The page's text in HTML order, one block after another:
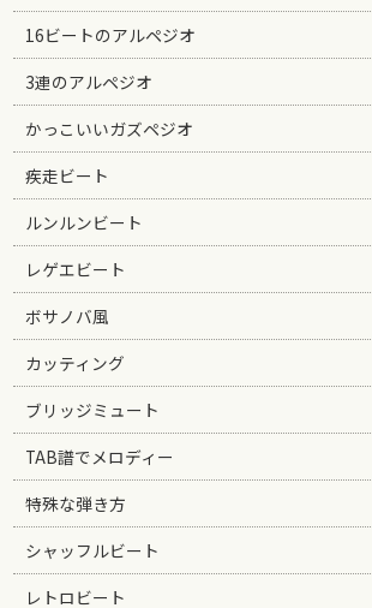
16ビートのアルペジオ
3連のアルペジオ
かっこいいガズペジオ
疾走ビート
ルンルンビート
レゲエビート
ボサノバ風
カッティング
ブリッジミュート
TAB譜でメロディー
特殊な弾き方
シャッフルビート
レトロビート